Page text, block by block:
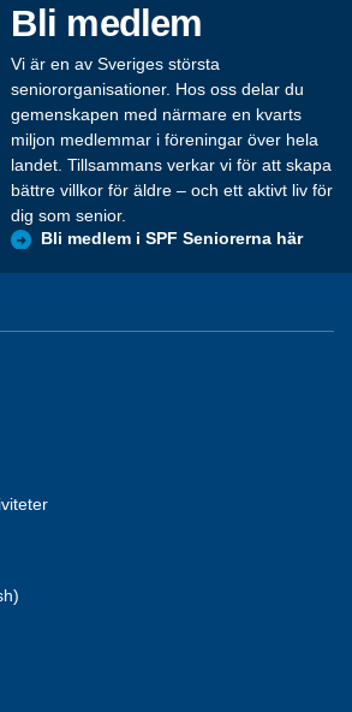
Bli medlem
Vi är en av Sveriges största
seniororganisationer. Hos oss delar du
gemenskapen med närmare en kvarts
miljon medlemmar i föreningar över hela
landet. Tillsammans verkar vi för att skapa
bättre villkor för äldre – och ett aktivt liv för
dig som senior.
Bli medlem i SPF Seniorerna här